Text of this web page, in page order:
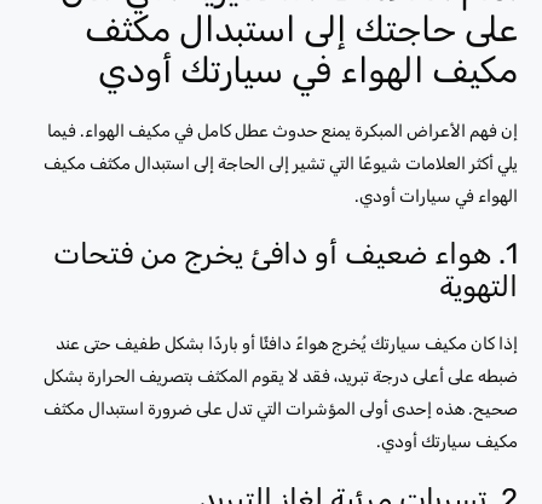
على حاجتك إلى استبدال مكثف
مكيف الهواء في سيارتك أودي
إن فهم الأعراض المبكرة يمنع حدوث عطل كامل في مكيف الهواء. فيما
يلي أكثر العلامات شيوعًا التي تشير إلى الحاجة إلى استبدال مكثف مكيف
الهواء في سيارات أودي.
1. هواء ضعيف أو دافئ يخرج من فتحات
التهوية
إذا كان مكيف سيارتك يُخرج هواءً دافئًا أو باردًا بشكل طفيف حتى عند
ضبطه على أعلى درجة تبريد، فقد لا يقوم المكثف بتصريف الحرارة بشكل
صحيح. هذه إحدى أولى المؤشرات التي تدل على ضرورة استبدال مكثف
مكيف سيارتك أودي.